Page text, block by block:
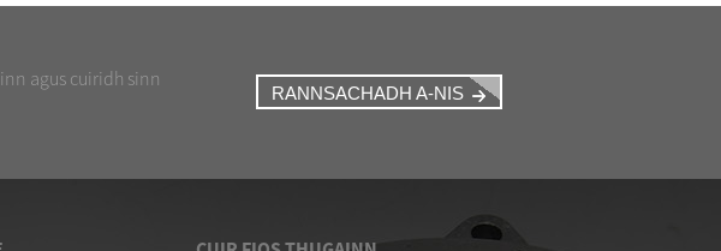
agus cuiridh sinn
RANNSACHADH A-NIS